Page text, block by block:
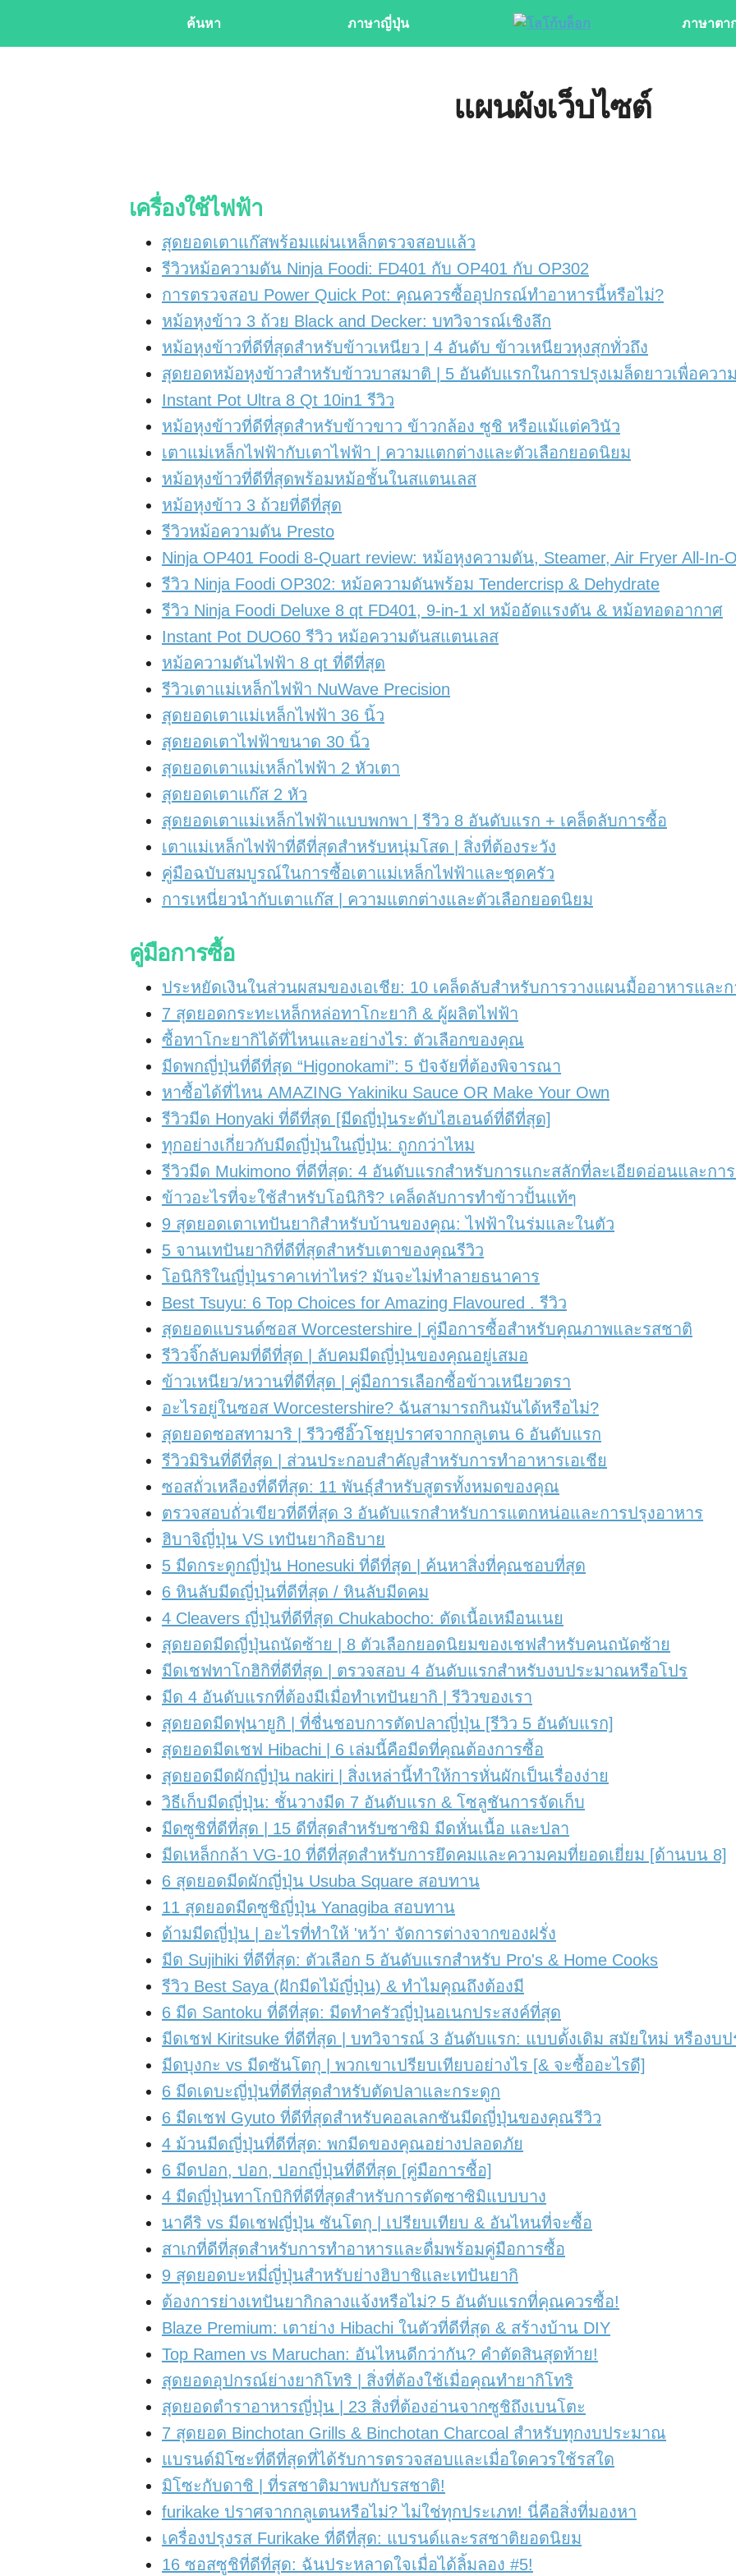
ค้นหา ภาษาญี่ปุ่น ภาษาตา
แผนผังเว็บไซต์
เครื่องใช้ไฟฟ้า
สุดยอดเตาแก๊สพร้อมแผ่นเหล็กตรวจสอบแล้ว
รีวิวหม้อความดัน Ninja Foodi: FD401 กับ OP401 กับ OP302
การตรวจสอบ Power Quick Pot: คุณควรซื้ออุปกรณ์ทำอาหารนี้หรือไม่?
หม้อหุงข้าว 3 ถ้วย Black and Decker: บทวิจารณ์เชิงลึก
หม้อหุงข้าวที่ดีที่สุดสำหรับข้าวเหนียว | 4 อันดับ ข้าวเหนียวหุงสุกทั่วถึง
สุดยอดหม้อหุงข้าวสำหรับข้าวบาสมาติ | 5 อันดับแรกในการปรุงเมล็ดยาวเพื่อคว
Instant Pot Ultra 8 Qt 10in1 รีวิว
หม้อหุงข้าวที่ดีที่สุดสำหรับข้าวขาว ข้าวกล้อง ซูชิ หรือแม้แต่ควินัว
เตาแม่เหล็กไฟฟ้ากับเตาไฟฟ้า | ความแตกต่างและตัวเลือกยอดนิยม
หม้อหุงข้าวที่ดีที่สุดพร้อมหม้อชั้นในสแตนเลส
หม้อหุงข้าว 3 ถ้วยที่ดีที่สุด
รีวิวหม้อความดัน Presto
Ninja OP401 Foodi 8-Quart review: หม้อหุงความดัน, Steamer, Air Fryer All-In-
รีวิว Ninja Foodi OP302: หม้อความดันพร้อม Tendercrisp & Dehydrate
รีวิว Ninja Foodi Deluxe 8 qt FD401, 9-in-1 xl หม้ออัดแรงดัน & หม้อทอดอากาศ
Instant Pot DUO60 รีวิว หม้อความดันสแตนเลส
หม้อความดันไฟฟ้า 8 qt ที่ดีที่สุด
รีวิวเตาแม่เหล็กไฟฟ้า NuWave Precision
สุดยอดเตาแม่เหล็กไฟฟ้า 36 นิ้ว
สุดยอดเตาไฟฟ้าขนาด 30 นิ้ว
สุดยอดเตาแม่เหล็กไฟฟ้า 2 หัวเตา
สุดยอดเตาแก๊ส 2 หัว
สุดยอดเตาแม่เหล็กไฟฟ้าแบบพกพา | รีวิว 8 อันดับแรก + เคล็ดลับการซื้อ
เตาแม่เหล็กไฟฟ้าที่ดีที่สุดสำหรับหนุ่มโสด | สิ่งที่ต้องระวัง
คู่มือฉบับสมบูรณ์ในการซื้อเตาแม่เหล็กไฟฟ้าและชุดครัว
การเหนี่ยวนำกับเตาแก๊ส | ความแตกต่างและตัวเลือกยอดนิยม
คู่มือการซื้อ
ประหยัดเงินในส่วนผสมของเอเชีย: 10 เคล็ดลับสำหรับการวางแผนมื้ออาหารและ
7 สุดยอดกระทะเหล็กหล่อทาโกะยากิ & ผู้ผลิตไฟฟ้า
ซื้อทาโกะยากิได้ที่ไหนและอย่างไร: ตัวเลือกของคุณ
มีดพกญี่ปุ่นที่ดีที่สุด “Higonokami”: 5 ปัจจัยที่ต้องพิจารณา
หาซื้อได้ที่ไหน AMAZING Yakiniku Sauce OR Make Your Own
รีวิวมีด Honyaki ที่ดีที่สุด [มีดญี่ปุ่นระดับไฮเอนด์ที่ดีที่สุด]
ทุกอย่างเกี่ยวกับมีดญี่ปุ่นในญี่ปุ่น: ถูกกว่าไหม
รีวิวมีด Mukimono ที่ดีที่สุด: 4 อันดับแรกสำหรับการแกะสลักที่ละเอียดอ่อนและกา
ข้าวอะไรที่จะใช้สำหรับโอนิกิริ? เคล็ดลับการทำข้าวปั้นแท้ๆ
9 สุดยอดเตาเทปันยากิสำหรับบ้านของคุณ: ไฟฟ้าในร่มและในตัว
5 จานเทปันยากิที่ดีที่สุดสำหรับเตาของคุณรีวิว
โอนิกิริในญี่ปุ่นราคาเท่าไหร่? มันจะไม่ทำลายธนาคาร
Best Tsuyu: 6 Top Choices for Amazing Flavoured . รีวิว
สุดยอดแบรนด์ซอส Worcestershire | คู่มือการซื้อสำหรับคุณภาพและรสชาติ
รีวิวจิ๊กลับคมที่ดีที่สุด | ลับคมมีดญี่ปุ่นของคุณอยู่เสมอ
ข้าวเหนียว/หวานที่ดีที่สุด | คู่มือการเลือกซื้อข้าวเหนียวตรา
อะไรอยู่ในซอส Worcestershire? ฉันสามารถกินมันได้หรือไม่?
สุดยอดซอสทามาริ | รีวิวซีอิ๊วโชยุปราศจากกลูเตน 6 อันดับแรก
รีวิวมิรินที่ดีที่สุด | ส่วนประกอบสำคัญสำหรับการทำอาหารเอเชีย
ซอสถั่วเหลืองที่ดีที่สุด: 11 พันธุ์สำหรับสูตรทั้งหมดของคุณ
ตรวจสอบถั่วเขียวที่ดีที่สุด 3 อันดับแรกสำหรับการแตกหน่อและการปรุงอาหาร
ฮิบาจิญี่ปุ่น VS เทปันยากิอธิบาย
5 มีดกระดูกญี่ปุ่น Honesuki ที่ดีที่สุด | ค้นหาสิ่งที่คุณชอบที่สุด
6 หินลับมีดญี่ปุ่นที่ดีที่สุด / หินลับมีดคม
4 Cleavers ญี่ปุ่นที่ดีที่สุด Chukabocho: ตัดเนื้อเหมือนเนย
สุดยอดมีดญี่ปุ่นถนัดซ้าย | 8 ตัวเลือกยอดนิยมของเชฟสำหรับคนถนัดซ้าย
มีดเชฟทาโกฮิกิที่ดีที่สุด | ตรวจสอบ 4 อันดับแรกสำหรับงบประมาณหรือโปร
มีด 4 อันดับแรกที่ต้องมีเมื่อทำเทปันยากิ | รีวิวของเรา
สุดยอดมีดฟุนายูกิ | ที่ชื่นชอบการตัดปลาญี่ปุ่น [รีวิว 5 อันดับแรก]
สุดยอดมีดเชฟ Hibachi | 6 เล่มนี้คือมีดที่คุณต้องการซื้อ
สุดยอดมีดผักญี่ปุ่น nakiri | สิ่งเหล่านี้ทำให้การหั่นผักเป็นเรื่องง่าย
วิธีเก็บมีดญี่ปุ่น: ชั้นวางมีด 7 อันดับแรก & โซลูชันการจัดเก็บ
มีดซูชิที่ดีที่สุด | 15 ดีที่สุดสำหรับซาซิมิ มีดหั่นเนื้อ และปลา
มีดเหล็กกล้า VG-10 ที่ดีที่สุดสำหรับการยึดคมและความคมที่ยอดเยี่ยม [ด้านบน 8]
6 สุดยอดมีดผักญี่ปุ่น Usuba Square สอบทาน
11 สุดยอดมีดซูชิญี่ปุ่น Yanagiba สอบทาน
ด้ามมีดญี่ปุ่น | อะไรที่ทำให้ 'หว้า' จัดการต่างจากของฝรั่ง
มีด Sujihiki ที่ดีที่สุด: ตัวเลือก 5 อันดับแรกสำหรับ Pro's & Home Cooks
รีวิว Best Saya (ฝักมีดไม้ญี่ปุ่น) & ทำไมคุณถึงต้องมี
6 มีด Santoku ที่ดีที่สุด: มีดทำครัวญี่ปุ่นอเนกประสงค์ที่สุด
มีดเชฟ Kiritsuke ที่ดีที่สุด | บทวิจารณ์ 3 อันดับแรก: แบบดั้งเดิม สมัยใหม่ หรืองบ
มีดบุงกะ vs มีดซันโตกุ | พวกเขาเปรียบเทียบอย่างไร [& จะซื้ออะไรดี]
6 มีดเดบะญี่ปุ่นที่ดีที่สุดสำหรับตัดปลาและกระดูก
6 มีดเชฟ Gyuto ที่ดีที่สุดสำหรับคอลเลกชันมีดญี่ปุ่นของคุณรีวิว
4 ม้วนมีดญี่ปุ่นที่ดีที่สุด: พกมีดของคุณอย่างปลอดภัย
6 มีดปอก, ปอก, ปอกญี่ปุ่นที่ดีที่สุด [คู่มือการซื้อ]
4 มีดญี่ปุ่นทาโกบิกิที่ดีที่สุดสำหรับการตัดซาซิมิแบบบาง
นาคีริ vs มีดเชฟญี่ปุ่น ซันโตกุ | เปรียบเทียบ & อันไหนที่จะซื้อ
สาเกที่ดีที่สุดสำหรับการทำอาหารและดื่มพร้อมคู่มือการซื้อ
9 สุดยอดบะหมี่ญี่ปุ่นสำหรับย่างฮิบาชิและเทปันยากิ
ต้องการย่างเทปันยากิกลางแจ้งหรือไม่? 5 อันดับแรกที่คุณควรซื้อ!
Blaze Premium: เตาย่าง Hibachi ในตัวที่ดีที่สุด & สร้างบ้าน DIY
Top Ramen vs Maruchan: อันไหนดีกว่ากัน? คำตัดสินสุดท้าย!
สุดยอดอุปกรณ์ย่างยากิโทริ | สิ่งที่ต้องใช้เมื่อคุณทำยากิโทริ
สุดยอดตำราอาหารญี่ปุ่น | 23 สิ่งที่ต้องอ่านจากซูชิถึงเบนโตะ
7 สุดยอด Binchotan Grills & Binchotan Charcoal สำหรับทุกงบประมาณ
แบรนด์มิโซะที่ดีที่สุดที่ได้รับการตรวจสอบและเมื่อใดควรใช้รสใด
มิโซะกับดาชิ | ที่รสชาติมาพบกับรสชาติ!
furikake ปราศจากกลูเตนหรือไม่? ไม่ใช่ทุกประเภท! นี่คือสิ่งที่มองหา
เครื่องปรุงรส Furikake ที่ดีที่สุด: แบรนด์และรสชาติยอดนิยม
16 ซอสซูชิที่ดีที่สุด: ฉันประหลาดใจเมื่อได้ลิ้มลอง #5!